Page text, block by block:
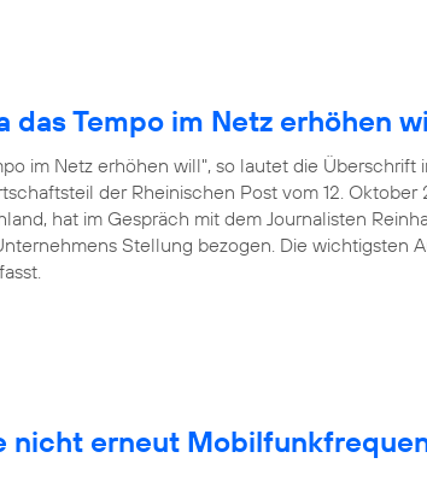
das Tempo im Netz erhöhen
im Netz erhöhen will", so lautet die Überschrift
der Rheinischen Post vom 12. Oktober
hat im Gespräch mit dem Journalisten
Stellung bezogen. Die wichtigsten
nicht erneut